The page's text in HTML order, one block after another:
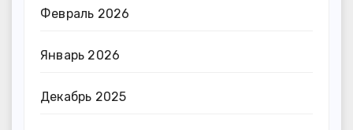
Февраль 2026
Январь 2026
Декабрь 2025